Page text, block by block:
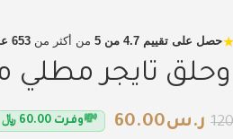
حصل على تقييم 4.7 من 5 من أكثر من 653 عميل
تايجر مطلي
ر.س60.00
💸وفرت 60.00 ﷼